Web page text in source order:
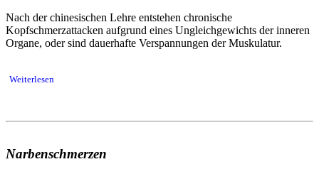
Nach der chinesischen Lehre entstehen chronische
Kopfschmerzattacken aufgrund eines Ungleichgewichts der inneren
Organe, oder sind dauerhafte Verspannungen der Muskulatur.
Weiterlesen
Narbenschmerzen